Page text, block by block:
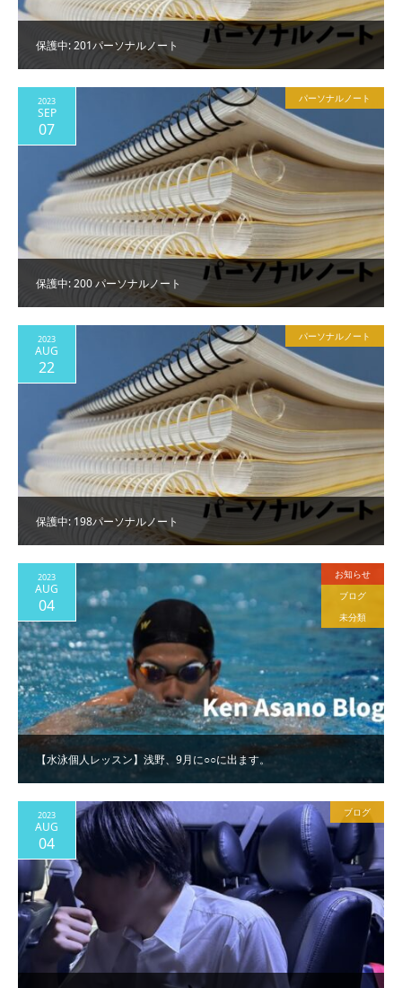
保護中: 201パーソナルノート
保護中: 200 パーソナルノート
2023
SEP
07
パーソナルノート
保護中: 198パーソナルノート
2023
AUG
22
パーソナルノート
【水泳個人レッスン】浅野、9月に○○に出ます。
2023
AUG
04
お知らせ
ブログ
未分類
2023
AUG
04
ブログ